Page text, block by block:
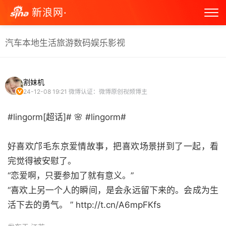
新浪网·
汽车本地生活旅游数码娱乐影视
割妹机
24-12-08 19:21 微博认证：微博原创视频博主
#lingorm[超话]# 🌸 #lingorm#
好喜欢邝毛东京爱情故事，把喜欢场景拼到了一起，看
完觉得被安慰了。
“恋爱啊，只要参加了就有意义。”
“喜欢上另一个人的瞬间，是会永远留下来的。会成为生
活下去的勇气。 ” http://t.cn/A6mpFKfs ​